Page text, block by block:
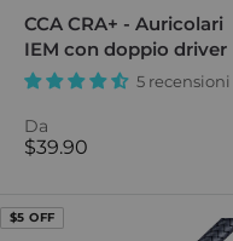
CCA CRA+ - Auricolari
IEM con doppio driver
5 recensioni
Da
Prezzo
$39.90
$5 OFF